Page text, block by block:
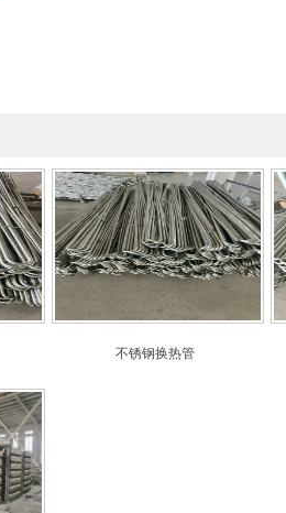
不锈钢换热管